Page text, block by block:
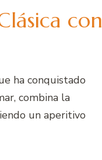
con
ha conquistado
combina la
un aperitivo